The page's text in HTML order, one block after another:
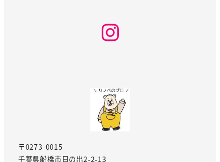
Instagram
〒0273-0015
千葉県船橋市日の出2-2-13